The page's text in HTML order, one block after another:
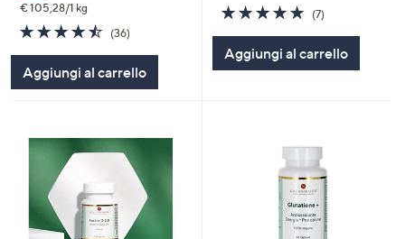
€ 105,28/1 kg
4.4
of
Stars
(36)36
Aggiungi al carrello
4.9
of
Stars
(7)
Aggiungi al carrello